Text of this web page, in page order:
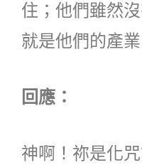
住；他們雖然
就是他們的產
回應：
神啊！祢是化